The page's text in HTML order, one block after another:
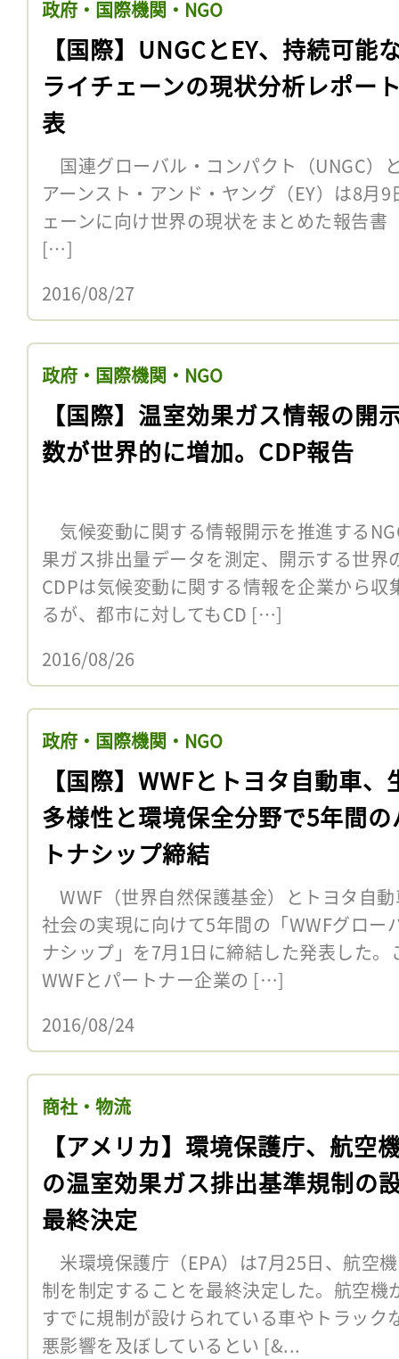
政府・国際機関・NGO
【国際】UNGCとEY、持続可能
ライチェーンの現状分析レポー
表
国連グローバル・コンパクト（UNGC）
アーンスト・アンド・ヤング（EY）は8月
ェーンに向け世界の現状をまとめた報告
[…]
2016/08/27
政府・国際機関・NGO
【国際】温室効果ガス情報の開
数が世界的に増加。CDP報告
気候変動に関する情報開示を推進する
果ガス排出量データを測定、開示する世界
CDPは気候変動に関する情報を企業から収
るが、都市に対してもCD […]
2016/08/26
政府・国際機関・NGO
【国際】WWFとトヨタ自動車、
多様性と環境保全分野で5年間の
トナシップ締結
WWF（世界自然保護基金）とトヨタ自
社会の実現に向けて5年間の「WWFグロー
ナシップ」を7月1日に締結した発表した
WWFとパートナー企業の […]
2016/08/24
商社・物流
【アメリカ】環境保護庁、航空
の温室効果ガス排出基準規制の
最終決定
米環境保護庁（EPA）は7月25日、航空
制を制定することを最終決定した。航空
すでに規制が設けられている車やトラック
悪影響を及ぼしているとい [&...